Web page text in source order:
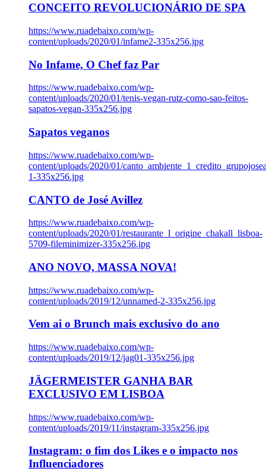
CONCEITO REVOLUCIONÁRIO DE SPA
https://www.ruadebaixo.com/wp-
content/uploads/2020/01/infame2-335x256.jpg
No Infame, O Chef faz Par
https://www.ruadebaixo.com/wp-
content/uploads/2020/01/tenis-vegan-rutz-como-sao-feitos-
sapatos-vegan-335x256.jpg
Sapatos veganos
https://www.ruadebaixo.com/wp-
content/uploads/2020/01/
1-335x256.jpg
CANTO de José Avillez
https://www.ruadebaixo.com/wp-
content/uploads/2020/01/restaurante_l_origine_chakall_lisboa-
5709-fileminimizer-335x256.jpg
ANO NOVO, MASSA NOVA!
https://www.ruadebaixo.com/wp-
content/uploads/2019/12/unnamed-2-335x256.jpg
Vem ai o Brunch mais exclusivo do ano
https://www.ruadebaixo.com/wp-
content/uploads/2019/12/jag01-335x256.jpg
JÄGERMEISTER GANHA BAR
EXCLUSIVO EM LISBOA
https://www.ruadebaixo.com/wp-
content/uploads/2019/11/instagram-335x256.jpg
Instagram: o fim dos Likes e o impacto nos
Influenciadores